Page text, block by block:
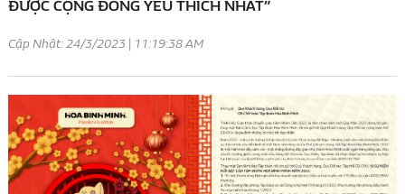
ĐƯỢC CỘNG ĐỒNG YÊU THÍCH NHẤT”
Cập Nhật: 24/3/2023 | 11:19:38 AM